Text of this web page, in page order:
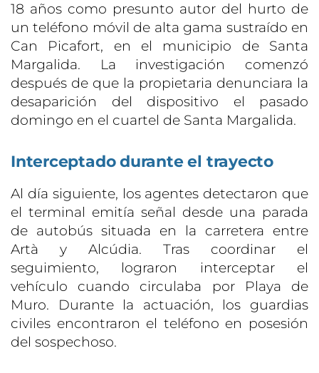
18 años como presunto autor del hurto de
un teléfono móvil de alta gama sustraído en
Can Picafort, en el municipio de Santa
Margalida. La investigación comenzó
después de que la propietaria denunciara la
desaparición del dispositivo el pasado
domingo en el cuartel de Santa Margalida.
Interceptado durante el trayecto
Al día siguiente, los agentes detectaron que
el terminal emitía señal desde una parada
de autobús situada en la carretera entre
Artà y Alcúdia. Tras coordinar el
seguimiento, lograron interceptar el
vehículo cuando circulaba por Playa de
Muro. Durante la actuación, los guardias
civiles encontraron el teléfono en posesión
del sospechoso.